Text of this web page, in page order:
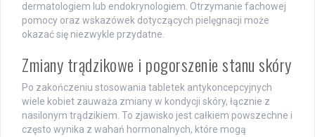
dermatologiem lub endokrynologiem. Otrzymanie fachowej
pomocy oraz wskazówek dotyczących pielęgnacji może
okazać się niezwykle przydatne.
Zmiany trądzikowe i pogorszenie stanu skóry
Po zakończeniu stosowania tabletek antykoncepcyjnych
wiele kobiet zauważa zmiany w kondycji skóry, łącznie z
nasilonym trądzikiem. To zjawisko jest całkiem powszechne i
często wynika z wahań hormonalnych, które mogą